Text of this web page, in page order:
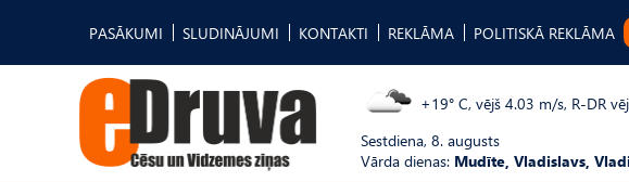
PASĀKUMI SLUDINĀJUMI KONTAKTI REKLĀMA POLITISKĀ REKLĀMA
+19° C, vējš 4.03 m/s, R-DR
Sestdiena, 8. augusts
Vārda dienas: Mudīte, Vladislavs,